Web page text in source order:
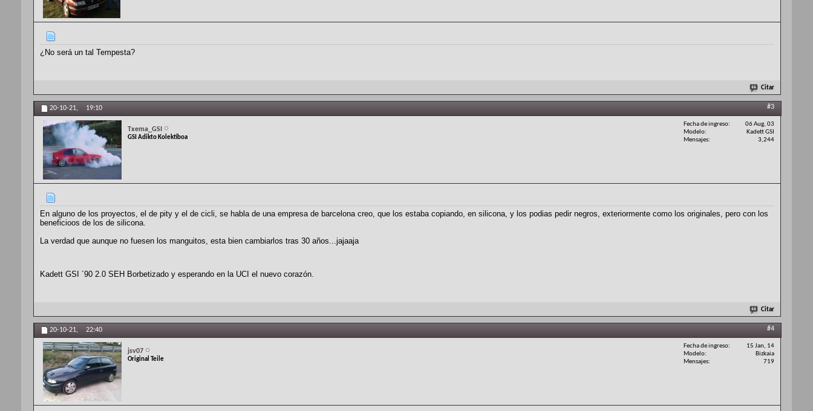
¿No será un tal Tempesta?
Citar
20-10-21, 19:10 #3
Txema_GSI
GSI Adikto Kolektiboa
Fecha de ingreso
06 Aug, 03
Modelo
Kadett GSI
Mensajes
3,244
En alguno de los proyectos, el de pity y el de cicli, se habla de una empresa de barcelona creo, que los estaba copiando, en silicona, y los podias pedir negros, exteriormente como los originales, pero con los
beneficioos de los de silicona.
La verdad que aunque no fuesen los manguitos, esta bien cambiarlos tras 30 años...jajaaja
Kadett GSI ´90 2.0 SEH Borbetizado y esperando en la UCI el nuevo corazón.
Citar
20-10-21, 22:40 #4
jsv07
Original Teile
Fecha de ingreso
15 Jan, 14
Modelo
Bizkaia
Mensajes
719